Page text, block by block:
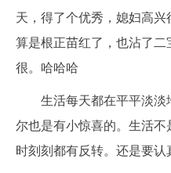
天，得了个优秀，媳妇高兴
算是根正苗红了，也沾了
很。哈哈哈
生活每天都在平平淡淡
尔也是有小惊喜的。生活
时刻刻都有反转。还是要认